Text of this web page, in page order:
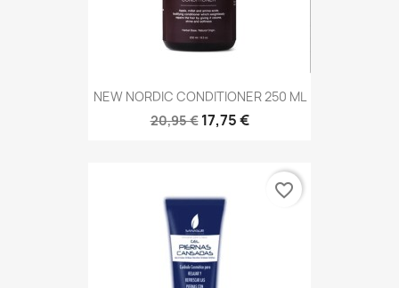
NEW NORDIC CONDITIONER 250 ML
20,95 € 17,75 €
favorite_border